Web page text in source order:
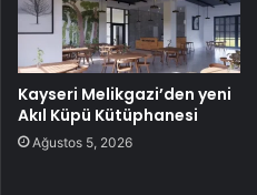
Kayseri Melikgazi’den yeni
Akıl Küpü Kütüphanesi
Ağustos 5, 2026